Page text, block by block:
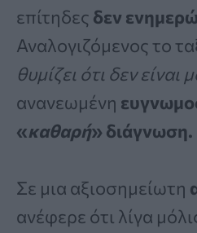
επίτηδες δεν
Αναλογιζόμενος το
θυμίζει ότι δεν είναι
ανανεωμένη
«καθαρή» διάγνωση.
Σε μια αξιοσημείωτη
ανέφερε ότι λίγα